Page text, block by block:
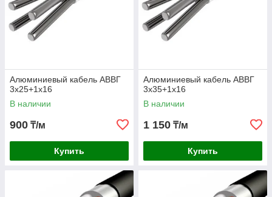
Алюминиевый кабель АВВГ
3х25+1х16
В наличии
900 ₸/м
Купить
Алюминиевый кабель АВВГ
3х35+1х16
В наличии
1 150 ₸/м
Купить